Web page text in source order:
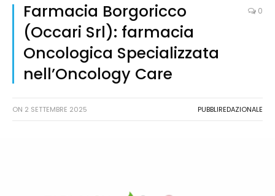
Farmacia Borgoricco
(Occari Srl): farmacia
Oncologica Specializzata
nell’Oncology Care
0
ON 2 SETTEMBRE 2025 PUBBLIREDAZIONALE